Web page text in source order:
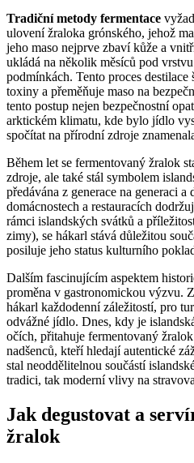
Tradiční metody fermentace
ulovení žraloka grónského, jehož
jeho maso nejprve zbaví kůže a
ukládá na několik měsíců pod
podmínkách. Tento proces
toxiny a přeměňuje maso na
tento postup nejen bezpečnostní
arktickém klimatu, kde bylo jídlo
spočítat na přírodní zdroje
Během let se fermentovaný žralok
zdroje, ale také stál symbolem
předávána z generace na generaci a
domácnostech a restauracích
rámci islandských svátků a
zimy), se hákarl stává důležitou
posiluje jeho status kulturního
Dalším fascinujícím aspektem
proměna v gastronomickou výzvu.
hákarl každodenní záležitostí, pro
odvážné jídlo. Dnes, kdy je
očích, přitahuje fermentovaný
nadšenců, kteří hledají autentické
stal neoddělitelnou součástí
tradici, tak moderní vlivy na
Jak degustovat a
žralok